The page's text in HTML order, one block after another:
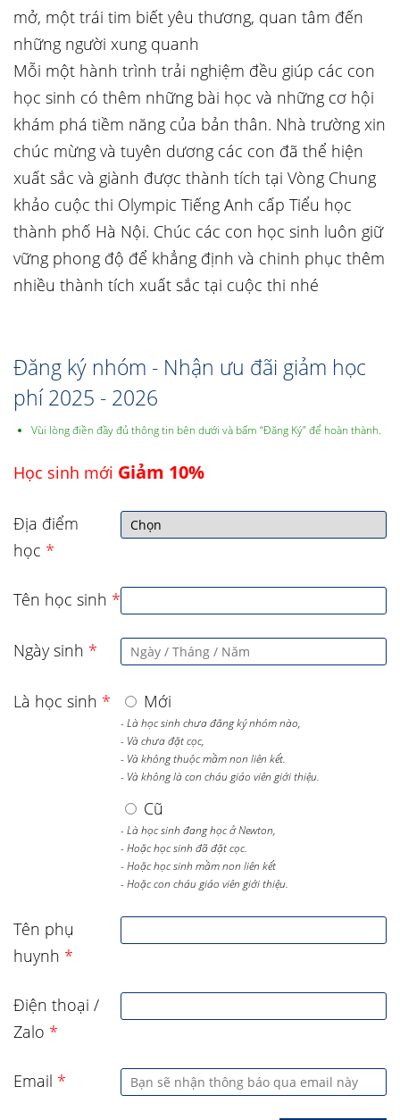
mở, một trái tim biết yêu thương, quan tâm đến
những người xung quanh
Mỗi một hành trình trải nghiệm đều giúp các con
học sinh có thêm những bài học và những cơ hội
khám phá tiềm năng của bản thân. Nhà trường xin
chúc mừng và tuyên dương các con đã thể hiện
xuất sắc và giành được thành tích tại Vòng Chung
khảo cuộc thi Olympic Tiếng Anh cấp Tiểu học
thành phố Hà Nội. Chúc các con học sinh luôn giữ
vững phong độ để khẳng định và chinh phục thêm
nhiều thành tích xuất sắc tại cuộc thi nhé
Đăng ký nhóm - Nhận ưu đãi giảm học
phí 2025 - 2026
Vùi lòng điền đầy đủ thông tin bên dưới và bấm “Đăng Ký” để hoàn thành.
Học sinh mới Giảm 10%
Địa điểm
học *
Tên học sinh *
Ngày sinh *
Là học sinh * Mới
- Là học sinh chưa đăng ký nhóm nào,
- Và chưa đặt cọc,
- Và không thuộc mầm non liên kết.
- Và không là con cháu giáo viên giới thiệu.
Cũ
- Là học sinh đang học ở Newton,
- Hoặc học sinh đã đặt cọc.
- Hoặc học sinh mầm non liên kết
- Hoặc con cháu giáo viên giới thiệu.
Tên phụ
huynh *
Điện thoại /
Zalo *
Email *